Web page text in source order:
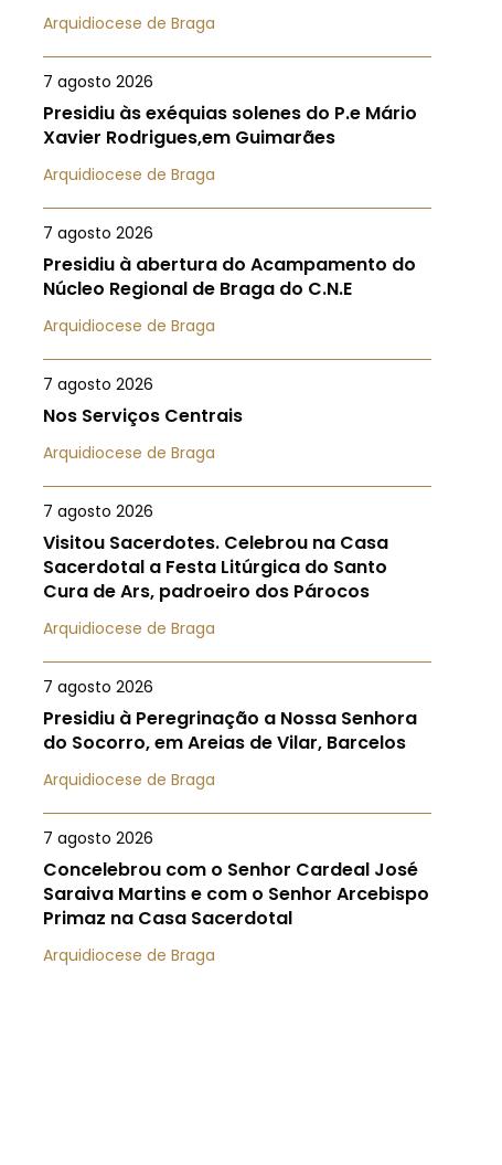
Arquidiocese de Braga
7 agosto 2026
Presidiu às exéquias solenes do P.e Mário
Xavier Rodrigues,em Guimarães
Arquidiocese de Braga
7 agosto 2026
Presidiu à abertura do Acampamento do
Núcleo Regional de Braga do C.N.E
Arquidiocese de Braga
7 agosto 2026
Nos Serviços Centrais
Arquidiocese de Braga
7 agosto 2026
Visitou Sacerdotes. Celebrou na Casa
Sacerdotal a Festa Litúrgica do Santo
Cura de Ars, padroeiro dos Párocos
Arquidiocese de Braga
7 agosto 2026
Presidiu à Peregrinação a Nossa Senhora
do Socorro, em Areias de Vilar, Barcelos
Arquidiocese de Braga
7 agosto 2026
Concelebrou com o Senhor Cardeal José
Saraiva Martins e com o Senhor Arcebispo
Primaz na Casa Sacerdotal
Arquidiocese de Braga